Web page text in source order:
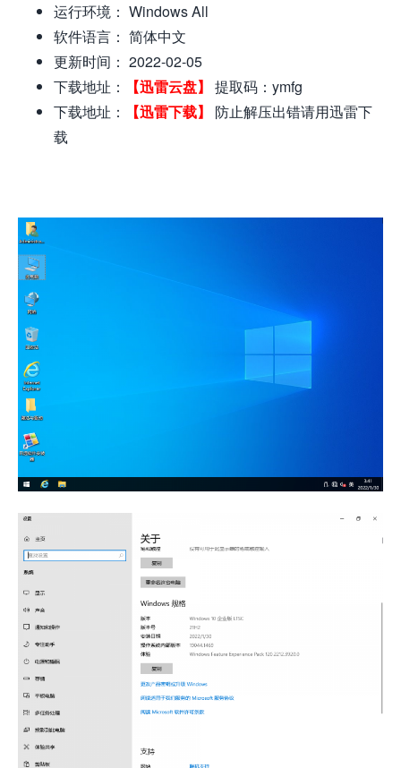
运行环境： Windows All
软件语言： 简体中文
更新时间： 2022-02-05
下载地址：
【迅雷云盘】 提取码：ymfg
下载地址：
【迅雷下载】
防止解压出错请用迅雷下
载